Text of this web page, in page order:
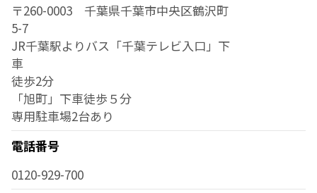
〒260-0003 千葉県千葉市中央区鶴沢町
5-7
JR千葉駅よりバス「千葉テレビ入口」下
車
徒歩2分
「旭町」下車徒歩５分
専用駐車場2台あり
電話番号
0120-929-700